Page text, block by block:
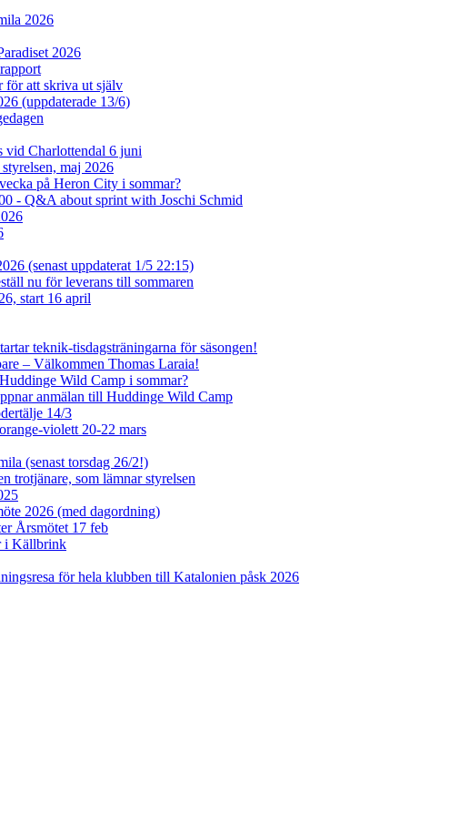
2026
2026
för att skriva ut själv
(uppdaterade 13/6)
vid Charlottendal 6 juni
maj 2026
på Heron City i sommar?
- Q&A about sprint with Joschi Schmid
(senast uppdaterat 1/5 22:15)
nu för leverans till sommaren
start 16 april
teknik-tisdagsträningarna för säsongen!
– Välkommen Thomas Laraia!
Wild Camp i sommar?
anmälan till Huddinge Wild Camp
14/3
violett 20-22 mars
(senast torsdag 26/2!)
trotjänare, som lämnar styrelsen
2026 (med dagordning)
Årsmötet 17 feb
i Källbrink
för hela klubben till Katalonien påsk 2026